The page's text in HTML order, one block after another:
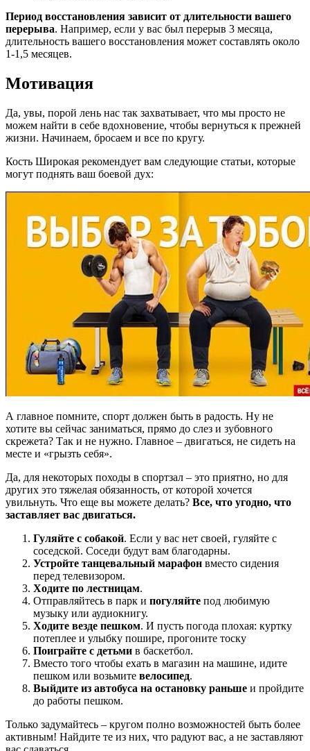
Период восстановления зависит от длительности вашего
перерыва. Например, если у вас был перерыв 3 месяца,
длительность вашего восстановления может составлять около
1-1,5 месяцев.
Мотивация
Да, увы, порой лень нас так захватывает, что мы просто не
можем найти в себе вдохновение, чтобы вернуться к прежней
жизни. Начинаем, бросаем и все по кругу.
Кость Широкая рекомендует вам следующие статьи, которые
могут поднять ваш боевой дух:
А главное помните, спорт должен быть в радость. Ну не
хотите вы сейчас заниматься, прямо до слез и зубовного
скрежета? Так и не нужно. Главное – двигаться, не сидеть на
месте и «грызть себя».
Да, для некоторых походы в спортзал – это приятно, но для
других это тяжелая обязанность, от которой хочется
увильнуть. Что еще вы можете делать? Все, что угодно, что
заставляет вас двигаться.
Гуляйте с собакой. Если у вас нет своей, гуляйте с
соседской. Соседи будут вам благодарны.
Устройте танцевальный марафон вместо сидения
перед телевизором.
Ходите по лестницам.
Отправляйтесь в парк и погуляйте под любимую
музыку или аудиокнигу.
Ходите везде пешком. И пусть погода плохая: куртку
потеплее и улыбку пошире, прогоните тоску
Поиграйте с детьми в баскетбол.
Вместо того чтобы ехать в магазин на машине, идите
пешком или возьмите велосипед.
Выйдите из автобуса на остановку раньше и пройдите
до работы пешком.
Только задумайтесь – кругом полно возможностей быть более
активным! Найдите те из них, что радуют вас, а не заставляют